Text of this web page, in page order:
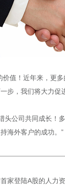
值！近年来，更
步，我们将大力促
公司共同成长
海外客户的成功。”
家登陆A股的人